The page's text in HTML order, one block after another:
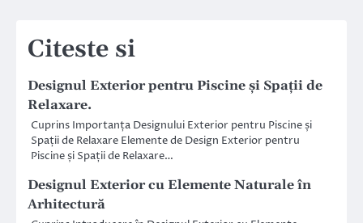
Citeste si
Designul Exterior pentru Piscine și Spații de
Relaxare.
Cuprins Importanța Designului Exterior pentru Piscine și
Spații de Relaxare Elemente de Design Exterior pentru
Piscine și Spații de Relaxare…
Designul Exterior cu Elemente Naturale în
Arhitectură